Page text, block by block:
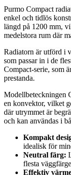
Purmo Compact
enkel och tidlös
längd på 1200 mm,
medelstora rum där
Radiatorn är utförd i
som passar in i de
Compact-serie, som
prestanda.
Modellbeteckningen
en konvektor, vilket
där utrymmet är
och kan användas i
Kompakt
idealisk för
Neutral färg:
flesta
Effektiv